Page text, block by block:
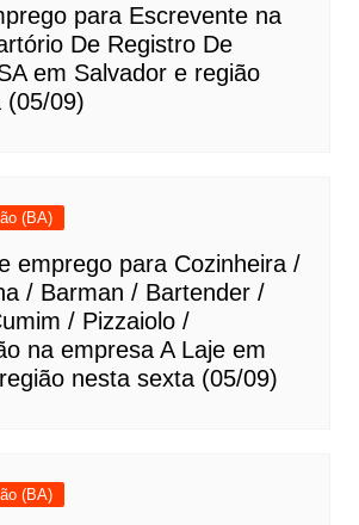
para Escrevente na
De Registro De
em Salvador e região
(05/09)
(BA)
emprego para Cozinheira /
/ Barman / Bartender /
/ Pizzaiolo /
na empresa A Laje em
nesta sexta (05/09)
(BA)